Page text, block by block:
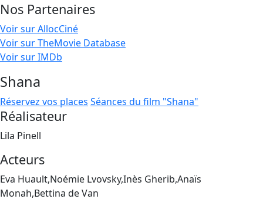
Nos Partenaires
Voir sur AllocCiné
Voir sur TheMovie Database
Voir sur IMDb
Shana
Réservez vos places Séances du film "Shana"
Réalisateur
Lila Pinell
Acteurs
Eva Huault,Noémie Lvovsky,Inès Gherib,Anaïs
Monah,Bettina de Van